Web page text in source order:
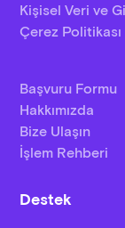
Kişisel Veri ve
Çerez Politikası
Başvuru Formu
Hakkımızda
Bize Ulaşın
İşlem Rehberi
Destek